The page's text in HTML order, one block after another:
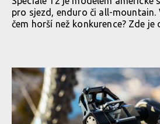
pro sjezd, enduro či all-mountain.
čem horší než konkurence? Zde je